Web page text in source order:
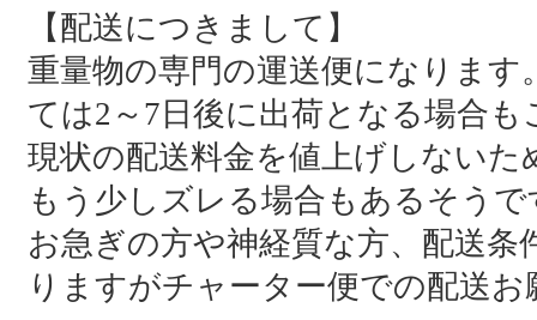
【配送につきまして】
重量物の専門の運送便になりま
ては2～7日後に出荷となる場合も
現状の配送料金を値上げしない
もう少しズレる場合もあるそうで
お急ぎの方や神経質な方、配送
りますがチャーター便での配送